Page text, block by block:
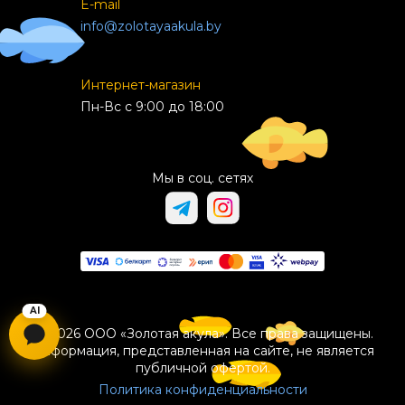
E-mail
info@zolotayaakula.by
Интернет-магазин
Пн-Вс с 9:00 до 18:00
Мы в соц. сетях
© 2026 ООО «Золотая акула». Все права защищены.
Информация, представленная на сайте, не является
публичной офертой.
Политика конфиденциальности